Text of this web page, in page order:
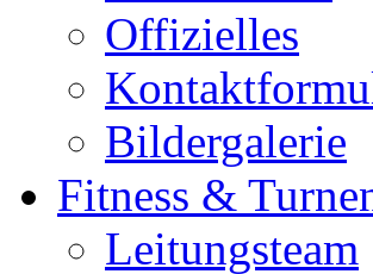
Offizielles
Bildergalerie
Fitness &
Leitungsteam